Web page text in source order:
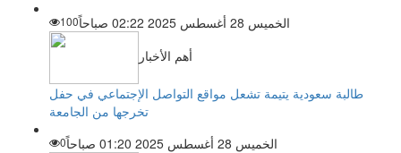
الخميس 28 أغسطس 2025 02:22 صباحاً
100
أهم الأخبار
طالبة سعودية يتيمة تشعل مواقع التواصل الإجتماعي في حفل
تخرجها من الجامعة
الخميس 28 أغسطس 2025 01:20 صباحاً
0